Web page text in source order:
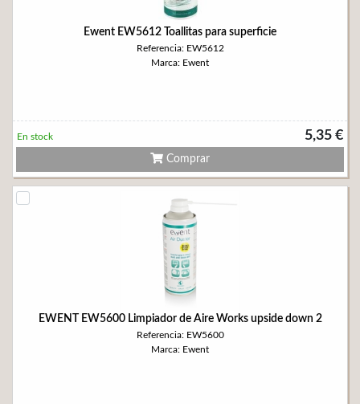
Ewent EW5612 Toallitas para superficie
Referencia: EW5612
Marca: Ewent
5,35 €
En stock
Comprar
EWENT EW5600 Limpiador de Aire Works upside down 2
Referencia: EW5600
Marca: Ewent